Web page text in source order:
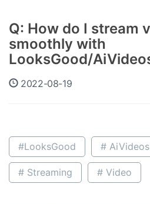
Q: How do I stream
smoothly with
LooksGood/
2022-08-19
#LooksGood # AiVideos
# Streaming # Video